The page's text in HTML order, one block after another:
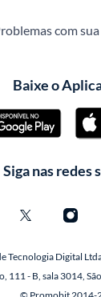
com
Baixe o
Siga nas redes
Tecnologia Digital
111 - B, sala 3014,